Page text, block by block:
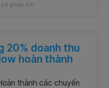
phản hồi
20% doanh thu
hoàn thành
thành các chuyến